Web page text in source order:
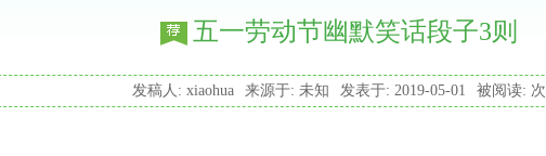
五一劳动节幽默笑话段子3则
发稿人: xiaohua 来源于: 未知 发表于: 2019-05-01 被阅读: 次